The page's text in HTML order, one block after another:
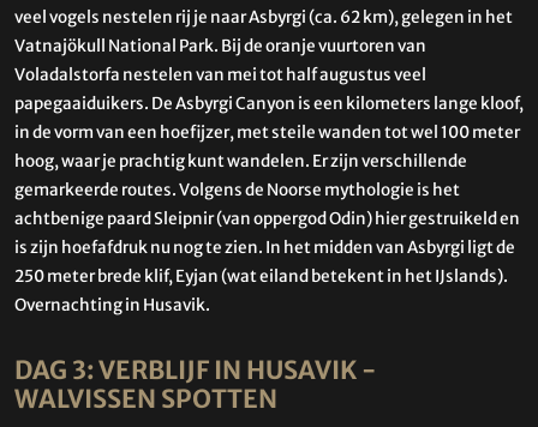
veel vogels nestelen rij je naar Asbyrgi (ca. 62 km), gelegen in het
Vatnajökull National Park. Bij de oranje vuurtoren van
Voladalstorfa nestelen van mei tot half augustus veel
papegaaiduikers. De Asbyrgi Canyon is een kilometers lange kloof,
in de vorm van een hoefijzer, met steile wanden tot wel 100 meter
hoog, waar je prachtig kunt wandelen. Er zijn verschillende
gemarkeerde routes. Volgens de Noorse mythologie is het
achtbenige paard Sleipnir (van oppergod Odin) hier gestruikeld en
is zijn hoefafdruk nu nog te zien. In het midden van Asbyrgi ligt de
250 meter brede klif, Eyjan (wat eiland betekent in het IJslands).
Overnachting in Husavik.
DAG 3: VERBLIJF IN HUSAVIK -
WALVISSEN SPOTTEN